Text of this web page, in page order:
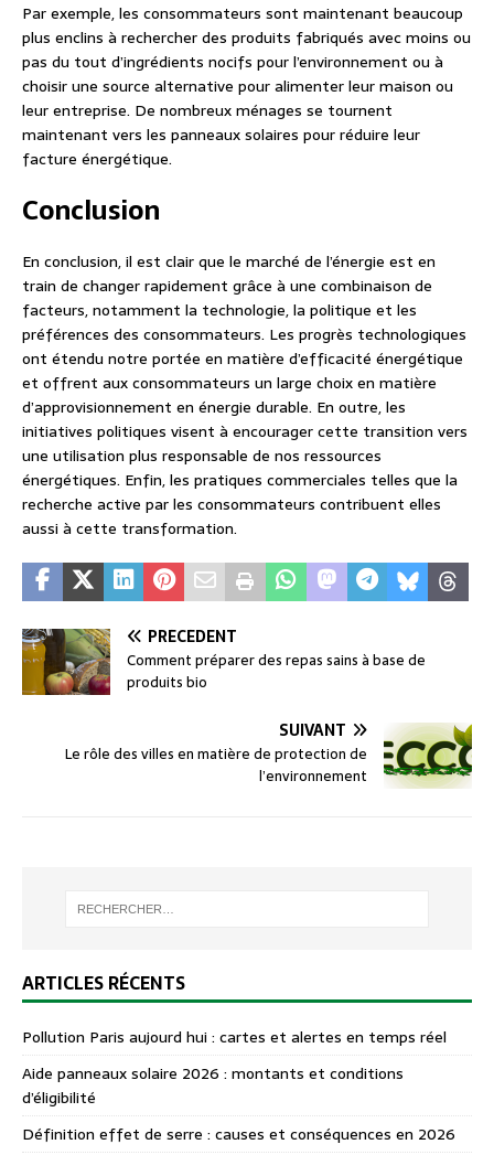
Par exemple, les consommateurs sont maintenant beaucoup
plus enclins à rechercher des produits fabriqués avec moins ou
pas du tout d’ingrédients nocifs pour l’environnement ou à
choisir une source alternative pour alimenter leur maison ou
leur entreprise. De nombreux ménages se tournent
maintenant vers les panneaux solaires pour réduire leur
facture énergétique.
Conclusion
En conclusion, il est clair que le marché de l’énergie est en
train de changer rapidement grâce à une combinaison de
facteurs, notamment la technologie, la politique et les
préférences des consommateurs. Les progrès technologiques
ont étendu notre portée en matière d’efficacité énergétique
et offrent aux consommateurs un large choix en matière
d’approvisionnement en énergie durable. En outre, les
initiatives politiques visent à encourager cette transition vers
une utilisation plus responsable de nos ressources
énergétiques. Enfin, les pratiques commerciales telles que la
recherche active par les consommateurs contribuent elles
aussi à cette transformation.
PRÉCÉDENT
Comment préparer des repas sains à base de
produits bio
SUIVANT
Le rôle des villes en matière de protection de
l’environnement
ARTICLES RÉCENTS
Pollution Paris aujourd hui : cartes et alertes en temps réel
Aide panneaux solaire 2026 : montants et conditions
d’éligibilité
Définition effet de serre : causes et conséquences en 2026